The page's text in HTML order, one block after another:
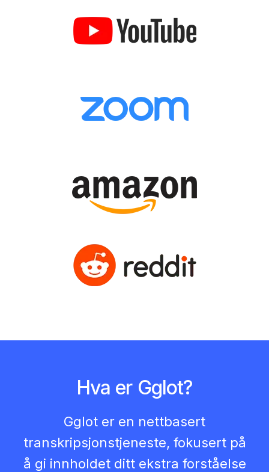
Hva er Gglot?
Gglot er en nettbasert
transkripsjonstjeneste, fokusert på
å gi innholdet ditt ekstra forståelse